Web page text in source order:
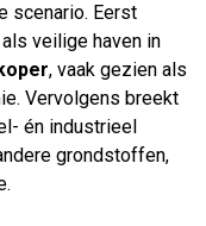
scenario. Eerst
veilige haven in
koper, vaak gezien als
Vervolgens breekt
én industrieel
grondstoffen,